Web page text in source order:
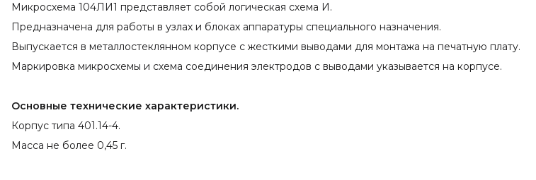
Микросхема 104ЛИ1 представляет собой логическая схема И.
Предназначена для работы в узлах и блоках аппаратуры специального назначения.
Выпускается в металлостеклянном корпусе с жесткими выводами для монтажа на печатную плату.
Маркировка микросхемы и схема соединения электродов с выводами указывается на корпусе.
Основные технические характеристики.
Корпус типа 401.14-4.
Масса не более 0,45 г.